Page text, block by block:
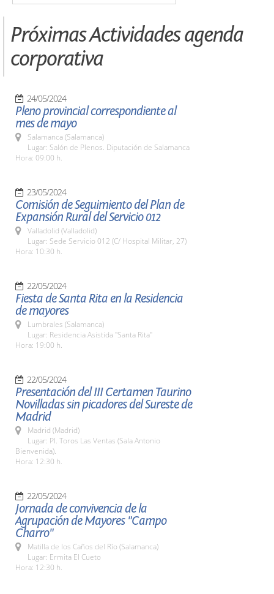
Próximas Actividades agenda
corporativa
24/05/2024
Pleno provincial correspondiente al
mes de mayo
Salamanca (Salamanca)
Lugar: Salón de Plenos. Diputación de Salamanca
Hora: 09:00 h.
23/05/2024
Comisión de Seguimiento del Plan de
Expansión Rural del Servicio 012
Valladolid (Valladolid)
Lugar: Sede Servicio 012 (C/ Hospital Militar, 27)
Hora: 10:30 h.
22/05/2024
Fiesta de Santa Rita en la Residencia
de mayores
Lumbrales (Salamanca)
Lugar: Residencia Asistida "Santa Rita"
Hora: 19:00 h.
22/05/2024
Presentación del III Certamen Taurino
Novilladas sin picadores del Sureste de
Madrid
Madrid (Madrid)
Lugar: Pl. Toros Las Ventas (Sala Antonio
Bienvenida).
Hora: 12:30 h.
22/05/2024
Jornada de convivencia de la
Agrupación de Mayores "Campo
Charro"
Matilla de los Caños del Río (Salamanca)
Lugar: Ermita El Cueto
Hora: 12:30 h.